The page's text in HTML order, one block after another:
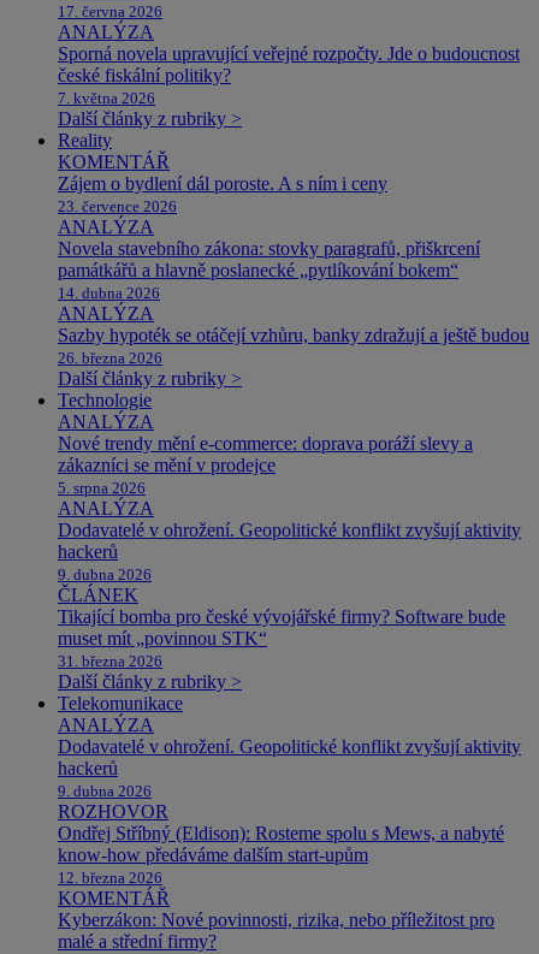
17. června 2026
ANALÝZA
Sporná novela upravující veřejné rozpočty. Jde o budoucnost
české fiskální politiky?
7. května 2026
Další články z rubriky >
Reality
KOMENTÁŘ
Zájem o bydlení dál poroste. A s ním i ceny
23. července 2026
ANALÝZA
Novela stavebního zákona: stovky paragrafů, přiškrcení
památkářů a hlavně poslanecké „pytlíkování bokem“
14. dubna 2026
ANALÝZA
Sazby hypoték se otáčejí vzhůru, banky zdražují a ještě budou
26. března 2026
Další články z rubriky >
Technologie
ANALÝZA
Nové trendy mění e-commerce: doprava poráží slevy a
zákazníci se mění v prodejce
5. srpna 2026
ANALÝZA
Dodavatelé v ohrožení. Geopolitické konflikt zvyšují aktivity
hackerů
9. dubna 2026
ČLÁNEK
Tikající bomba pro české vývojářské firmy? Software bude
muset mít „povinnou STK“
31. března 2026
Další články z rubriky >
Telekomunikace
ANALÝZA
Dodavatelé v ohrožení. Geopolitické konflikt zvyšují aktivity
hackerů
9. dubna 2026
ROZHOVOR
Ondřej Stříbný (Eldison): Rosteme spolu s Mews, a nabyté
know-how předáváme dalším start-upům
12. března 2026
KOMENTÁŘ
Kyberzákon: Nové povinnosti, rizika, nebo příležitost pro
malé a střední firmy?